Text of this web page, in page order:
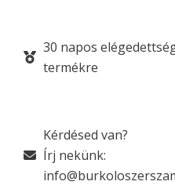
30 napos
termékre
Kérdésed van?
Írj nekünk: